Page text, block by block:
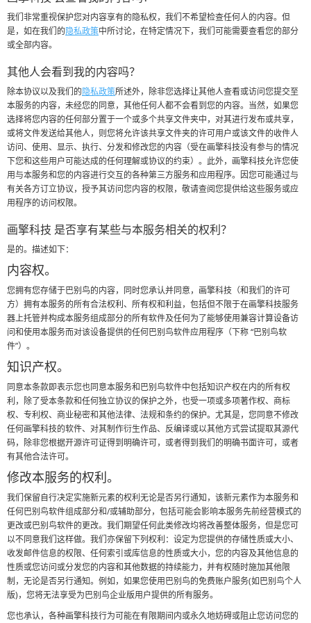
我们非常重视保护您对内容享有的隐私权，我们不希望检查任何人的内容。但
是，如在我们的隐私政策中所讨论，在特定情况下，我们可能需要查看您的部分
或全部内容。
其他人会看到我的内容吗？
除本协议以及我们的隐私政策所述外，除非您选择让其他人查看或访问您提交至
本服务的内容，未经您的同意，其他任何人都不会看到您的内容。当然，如果您
选择将您内容的任何部分置于一个或多个共享文件夹中，对其进行发布或共享，
或将文件发送给其他人，则您将允许该共享文件夹的许可用户或该文件的收件人
访问、使用、显示、执行、分发和修改您的内容（受在画擎科技没有参与的情况
下您和这些用户可能达成的任何理解或协议的约束）。此外，画擎科技允许您使
用与本服务和您的内容进行交互的各种第三方服务和应用程序。因您可能通过与
有关各方订立协议，授予其访问您内容的权限，敬请查阅您提供给这些服务或应
用程序的访问权限。
画擎科技 是否享有某些与本服务相关的权利？
是的。描述如下：
内容权。
您拥有您存储于巴别鸟的内容，同时您承认并同意，画擎科技（和我们的许可
方）拥有本服务的所有合法权利、所有权和利益，包括但不限于在画擎科技服务
器上托管并构成本服务组成部分的所有软件及任何为了能够使用兼容计算设备访
问和使用本服务而对该设备提供的任何巴别鸟软件应用程序（下称 “巴别鸟软
件”）。
知识产权。
同意本条款即表示您也同意本服务和巴别鸟软件中包括知识产权在内的所有权
利，除了受本条款和任何独立协议的保护之外，也受一项或多项著作权、商标
权、专利权、商业秘密和其他法律、法规和条约的保护。尤其是，您同意不修改
任何画擎科技的软件、对其制作衍生作品、反编译或以其他方式尝试提取其源代
码，除非您根据开源许可证得到明确许可，或者得到我们的明确书面许可，或者
有其他合法许可。
修改本服务的权利。
我们保留自行决定实施新元素的权利无论是否另行通知，该新元素作为本服务和
任何巴别鸟软件组成部分和/或辅助部分，包括可能会影响本服务先前经营模式的
更改或巴别鸟软件的更改。我们期望任何此类修改均将改善整体服务，但是您可
以不同意我们这样做。我们亦保留下列权利：设定为您提供的存储性质或大小、
收发邮件信息的权限、任何索引或库信息的性质或大小，您的内容及其他信息的
性质或您访问或分发您的内容和其他数据的持续能力，并有权随时施加其他限
制，无论是否另行通知。例如，如果您使用巴别鸟的免费账户服务(如巴别鸟个人
版)，您将无法享受为巴别鸟企业版用户提供的所有服务。
您也承认，各种画擎科技行为可能在有限期间内或永久地妨碍或阻止您访问您的